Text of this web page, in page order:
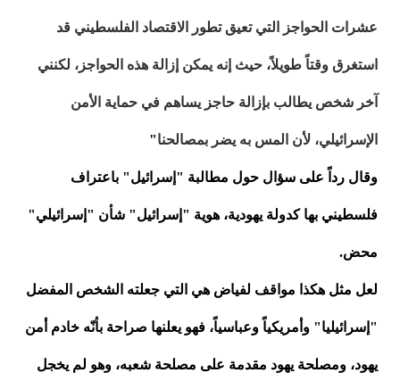
عشرات الحواجز التي تعيق تطور الاقتصاد الفلسطيني قد
استغرق وقتاً طويلاً، حيث إنه يمكن إزالة هذه الحواجز، لكنني
آخر شخص يطالب بإزالة حاجز يساهم في حماية الأمن
الإسرائيلي، لأن المس به يضر بمصالحنا"
وقال رداً على سؤال حول مطالبة "إسرائيل" باعتراف
فلسطيني بها كدولة يهودية، هوية "إسرائيل" شأن "إسرائيلي"
محض.
لعل مثل هكذا مواقف لفياض هي التي جعلته الشخص المفضل
"إسرائيليا" وأمريكياً وعباسياً، فهو يعلنها صراحة بأنّه خادم أمن
يهود، ومصلحة يهود مقدمة على مصلحة شعبه، وهو لم يخجل